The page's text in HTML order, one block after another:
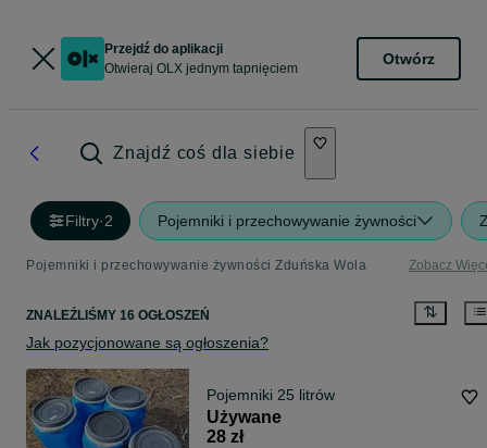
Przejdź do aplikacji
Otwieraj OLX jednym tapnięciem
Otwórz
Znajdź coś dla siebie
Filtry·2 Pojemniki i przechowywanie żywności
Pojemniki i przechowywanie żywności Zduńska Wola Zobacz
ZNALEŹLIŚMY 16 OGŁOSZEŃ
Jak pozycjonowane są ogłoszenia?
Pojemniki 25 litrów
Używane
28 zł